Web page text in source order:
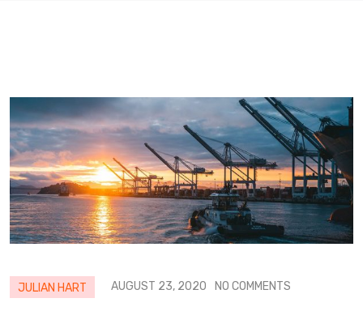
JULIAN HART AUGUST 23, 2020 NO COMMENTS